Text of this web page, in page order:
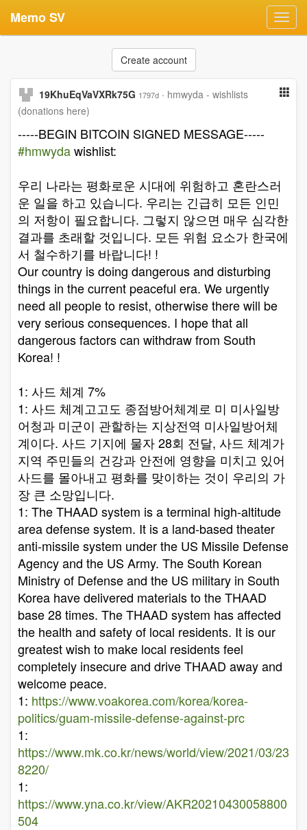
Memo SV
Create account
19KhuEqVaVXRk75G 1797d · hmwyda - wishlists
(donations here)
-----BEGIN BITCOIN SIGNED MESSAGE-----
#hmwydawishlist:
우리 나라는 평화로운 시대에 위험하고 혼란스러
운 일을 하고 있습니다. 우리는 긴급히 모든 인민
의 저항이 필요합니다. 그렇지 않으면 매우 심각한
결과를 초래할 것입니다. 모든 위험 요소가 한국에
서 철수하기를 바랍니다! !
Our country is doing dangerous and disturbing
things in the current peaceful era. We urgently
need all people to resist, otherwise there will be
very serious consequences. I hope that all
dangerous factors can withdraw from South
Korea! !
1: 사드 체계 7%
1: 사드 체계고고도 종점방어체계로 미 미사일방
어청과 미군이 관할하는 지상전역 미사일방어체
계이다. 사드 기지에 물자 28회 전달, 사드 체계가
지역 주민들의 건강과 안전에 영향을 미치고 있어
사드를 몰아내고 평화를 맞이하는 것이 우리의 가
장 큰 소망입니다.
1: The THAAD system is a terminal high-altitude
area defense system. It is a land-based theater
anti-missile system under the US Missile Defense
Agency and the US Army. The South Korean
Ministry of Defense and the US military in South
Korea have delivered materials to the THAAD
base 28 times. The THAAD system has affected
the health and safety of local residents. It is our
greatest wish to make local residents feel
completely insecure and drive THAAD away and
welcome peace.
1: https://www.voakorea.com/korea/korea-
politics/guam-missile-defense-against-prc
1:
https://www.mk.co.kr/news/world/view/2021/03/23
8220/
1:
https://www.yna.co.kr/view/AKR20210430058800
504